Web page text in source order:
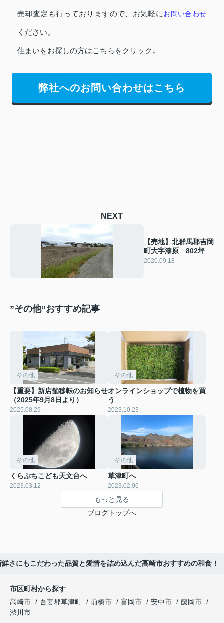
売却査定も行っておりますので、お気軽にお問い合わせ
ください。
住まいをお探しの方はこちらをクリック↓
弊社へのお問い合わせはこちら
NEXT
【売地】北群馬郡吉岡
町大字漆原 802坪
2020.09.18
”その他”おすすめ記事
その他
【重要】新店舗移転のお知らせ
（2025年9月8日より）
2025.08.29
その他
オンラインショップで植物を買
う
2023.10.23
その他
くらぶちこども天文台へ
2023.03.12
その他
草津町へ
2023.02.06
もっと見る
ブログトップへ
鮮さにもこだわった品質と愛情を詰め込んだ高崎市おすすめの和食！
市区町村から探す
高崎市
吾妻郡草津町 前橋市 富岡市 安中市
藤岡市
渋川市